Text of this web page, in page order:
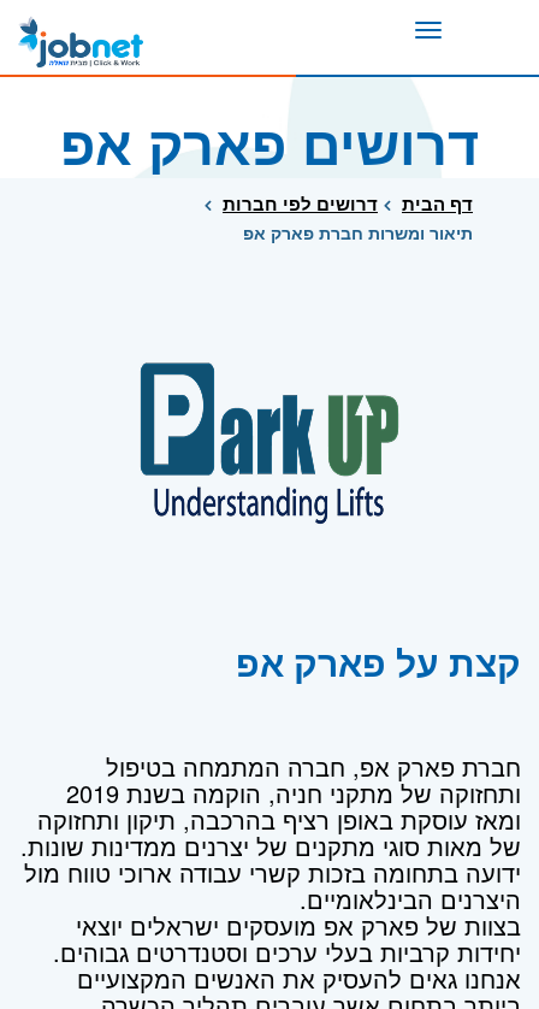
Toggle
דרושים פארק אפ
דף הבית דרושים לפי חברות
תיאור ומשרות חברת פארק אפ
קצת על פארק אפ
חברת פארק אפ, חברה המתמחה בטיפול
ותחזוקה של מתקני חניה, הוקמה בשנת 2019
ומאז עוסקת באופן רציף בהרכבה, תיקון ותחזוקה
של מאות סוגי מתקנים של יצרנים ממדינות שונות.
ידועה בתחומה בזכות קשרי עבודה ארוכי טווח מול
היצרנים הבינלאומיים.
בצוות של פארק אפ מועסקים ישראלים יוצאי
יחידות קרביות בעלי ערכים וסטנדרטים גבוהים.
אנחנו גאים להעסיק את האנשים המקצועיים